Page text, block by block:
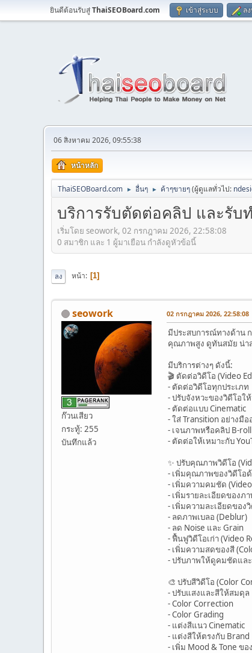
ยินดีต้อนรับสู่ThaiSEOBoard.com เข้าสู่ระบบ ล
06 สิงหาคม 2026, 09:55:38
หน้าหลัก
ThaiSEOBoard.com ► อื่นๆ ► ค้าๆขายๆ(ผู้ดูแลทั่วไป:
บริการรับตัดต่อคลิป และรับ
เริ่มโดย seowork, 02 กรกฎาคม 2026, 22:58:08
0 สมาชิก และ 1 ผู้มาเยือน กำลังดูหัวข้อนี้
ลง หน้า 1
seowork
ก๊วนเสียว
กระทู้: 255
บันทึกแล้ว
02 กรกฎาคม 2026, 22:58:08
มีประสบการณ์ทางด้าน
คุณภาพสูง ดูทันสมัย น่า
มีบริการต่างๆ ดังนี้:
🎬 ตัดต่อวิดีโอ (Video
- ตัดต่อวิดีโอทุกประเภท
- ปรับจังหวะของวิดีโอใ
- ตัดต่อแบบ Cinematic
- ใส่ Transition อย่างมือ
- เจนภาพหรือคลิป B-roll
- ตัดต่อให้เหมาะกับ
✨ ปรับคุณภาพวิดีโอ
- เพิ่มคุณภาพของวิดีโอ
- เพิ่มความคมชัด
- เพิ่มรายละเอียดของภ
- เพิ่มความละเอียดของ
- ลดภาพเบลอ (Deblur)
- ลด Noise และ Grain
- ฟื้นฟูวิดีโอเก่า (Video
- เพิ่มความสดของสี
- ปรับภาพให้ดูคมชัดแล
🎨 ปรับสีวิดีโอ (Color
- ปรับแสงและสีให้สมดุล
- Color Correction
- Color Grading
- แต่งสีแนว Cinematic
- แต่งสีให้ตรงกับ Brand
- เพิ่ม Mood & Tone ขอ